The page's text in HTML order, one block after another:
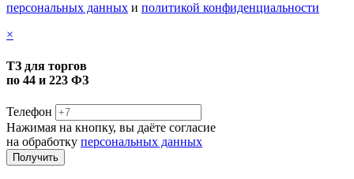
персональных данных и политикой конфиденциальности
×
ТЗ для торгов
по 44 и 223 ФЗ
Телефон
Нажимая на кнопку, вы даёте согласие
на обработку персональных данных